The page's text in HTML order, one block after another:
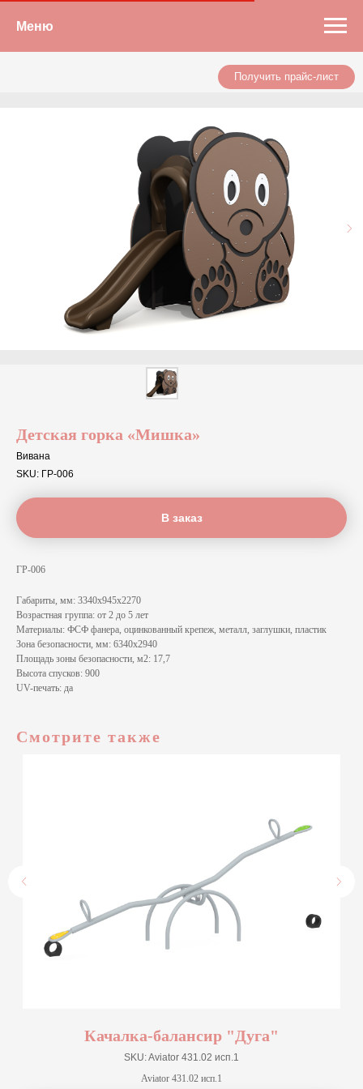
Меню
Получить прайс-лист
Детская горка «Мишка»
Вивана
SKU: ГР-006
В заказ
ГР-006
Габариты, мм: 3340x945x2270
Возрастная группа: от 2 до 5 лет
Материалы: ФСФ фанера, оцинкованный крепеж, металл, заглушки, пластик
Зона безопасности, мм: 6340x2940
Площадь зоны безопасности, м2: 17,7
Высота спусков: 900
UV-печать: да
Смотрите также
Качалка-балансир "Дуга"
SKU:Aviator 431.02 исп.1
Aviator 431.02 исп.1